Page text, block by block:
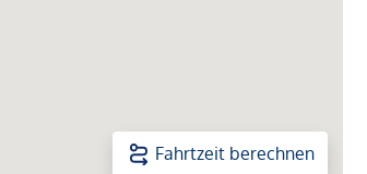
Fahrtzeit berechnen